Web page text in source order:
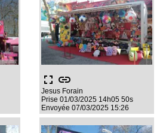
fullscreen link
Jesus Forain
Prise 01/03/2025 14h05 50s
Envoyée 07/03/2025 15:26